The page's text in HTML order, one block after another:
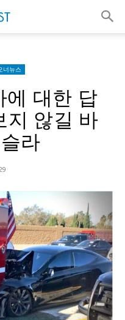
너뉴스
대한 답
지 않길 바
라